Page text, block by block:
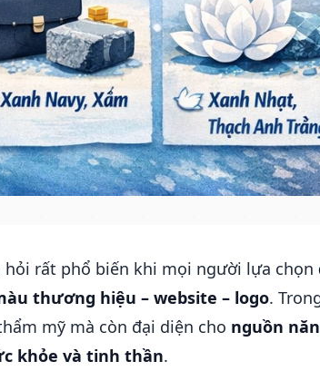
hỏi rất phổ biến khi mọi người lựa chọn
thương hiệu – website – logo.
mỹ mà còn đại diện cho nguồn
khỏe và tinh thần.